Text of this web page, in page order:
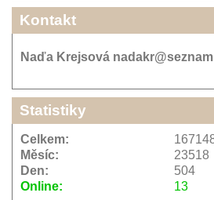
Kontakt
Naďa Krejsová
Statistiky
Online: 13
Celkem:
Měsíc:
23518
Den:
504